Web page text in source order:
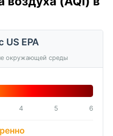
US EPA
окружающей среды
4 5 6